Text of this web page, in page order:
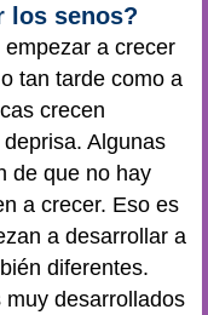
los senos?
a crecer
tan tarde como a
crecen
Algunas
de que no hay
a crecer. Eso es
a desarrollar a
diferentes.
desarrollados